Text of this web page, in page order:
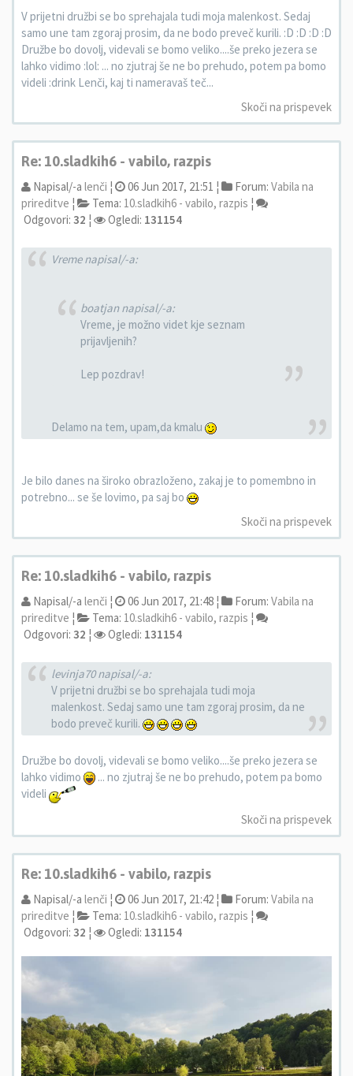
V prijetni družbi se bo sprehajala tudi moja malenkost. Sedaj
samo une tam zgoraj prosim, da ne bodo preveč kurili. :D :D :D :D
Družbe bo dovolj, videvali se bomo veliko....še preko jezera se
lahko vidimo :lol: ... no zjutraj še ne bo prehudo, potem pa bomo
videli :drink Lenči, kaj ti nameravaš teč...
Skoči na prispevek
Re: 10.sladkih6 - vabilo, razpis
Napisal/-a lenči ¦ 06 Jun 2017, 21:51 ¦ Forum: Vabila na
prireditve ¦ Tema: 10.sladkih6 - vabilo, razpis ¦
Odgovori: 32 ¦ Ogledi: 131154
Vreme napisal/-a:
boatjan napisal/-a:
Vreme, je možno videt kje seznam
prijavljenih?
Lep pozdrav!
Delamo na tem, upam,da kmalu
Je bilo danes na široko obrazloženo, zakaj je to pomembno in
potrebno... se še lovimo, pa saj bo
Skoči na prispevek
Re: 10.sladkih6 - vabilo, razpis
Napisal/-a lenči ¦ 06 Jun 2017, 21:48 ¦ Forum: Vabila na
prireditve ¦ Tema: 10.sladkih6 - vabilo, razpis ¦
Odgovori: 32 ¦ Ogledi: 131154
levinja70 napisal/-a:
V prijetni družbi se bo sprehajala tudi moja
malenkost. Sedaj samo une tam zgoraj prosim, da ne
bodo preveč kurili.
Družbe bo dovolj, videvali se bomo veliko....še preko jezera se
lahko vidimo
... no zjutraj še ne bo prehudo, potem pa bomo
videli
Skoči na prispevek
Re: 10.sladkih6 - vabilo, razpis
Napisal/-a lenči ¦ 06 Jun 2017, 21:42 ¦ Forum: Vabila na
prireditve ¦ Tema: 10.sladkih6 - vabilo, razpis ¦
Odgovori: 32 ¦ Ogledi: 131154